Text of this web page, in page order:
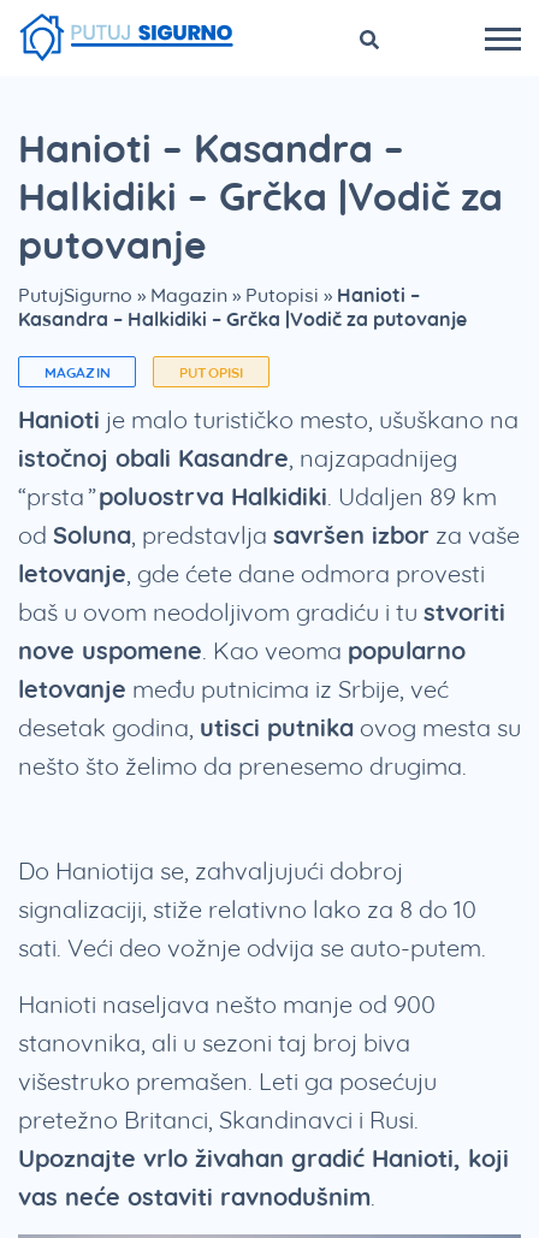
Hanioti – Kasandra –
Halkidiki – Grčka |Vodič za
putovanje
PutujSigurno » Magazin » Putopisi » Hanioti –
Kasandra – Halkidiki – Grčka |Vodič za putovanje
MAGAZIN PUTOPISI
Hanioti je malo turističko mesto, ušuškano na
istočnoj obali Kasandre, najzapadnijeg
“prsta”poluostrva Halkidiki. Udaljen 89 km
od Soluna, predstavlja savršen izbor za vaše
letovanje, gde ćete dane odmora provesti
baš u ovom neodoljivom gradiću i tu stvoriti
nove uspomene. Kao veoma popularno
letovanje među putnicima iz Srbije, već
desetak godina, utisci putnika ovog mesta su
nešto što želimo da prenesemo drugima.
Do Haniotija se, zahvaljujući dobroj
signalizaciji, stiže relativno lako za 8 do 10
sati. Veći deo vožnje odvija se auto-putem.
Hanioti naseljava nešto manje od 900
stanovnika, ali u sezoni taj broj biva
višestruko premašen. Leti ga posećuju
pretežno Britanci, Skandinavci i Rusi.
Upoznajte vrlo živahan gradić Hanioti, koji
vas neće ostaviti ravnodušnim.